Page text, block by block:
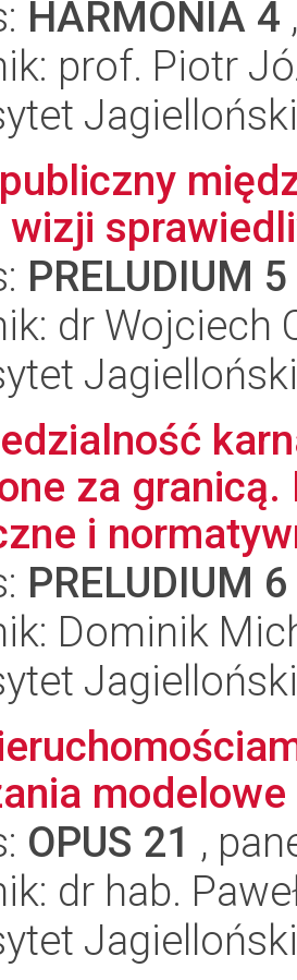
HARMONIA 4
prof. Piotr
wizji
PRELUDIUM 5
dr Wojciech
za
i
PRELUDIUM 6
Dominik
modelowe
OPUS 21 ,
dr hab.